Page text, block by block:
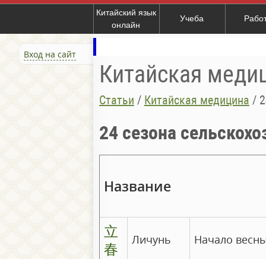
Китайский язык
онлайн
Учеба
Вход на сайт
Китайская
Статьи / Китайская медицина /
24 сезона
Название
立
春
Личунь Начало